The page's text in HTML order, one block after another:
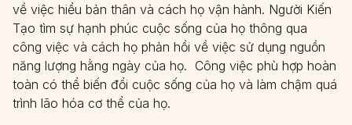
về việc hiểu bản thân và cách họ vận hành. Người Kiến
Tạo tìm sự hạnh phúc cuộc sống của họ thông qua
công việc và cách họ phản hồi về việc sử dụng nguồn
năng lượng hằng ngày của họ. Công việc phù hợp hoàn
toàn có thể biến đổi cuộc sống của họ và làm chậm quá
trình lão hóa cơ thể của họ.